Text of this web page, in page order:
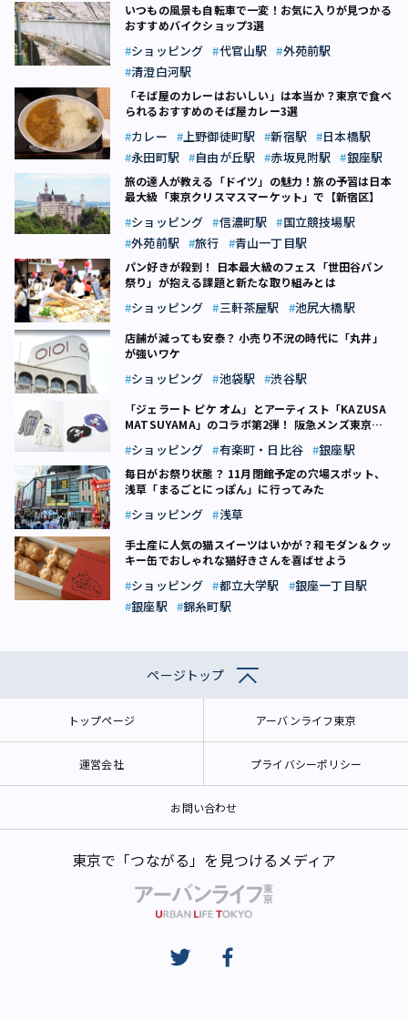
いつもの風景も自転車で一変！お気に入りが見つかる
おすすめバイクショップ3選
ショッピング 代官山駅
外苑前駅
清澄白河駅
「そば屋のカレーはおいしい」は本当か？東京で食べ
られるおすすめのそば屋カレー3選
カレー 上野御徒町駅 新宿駅
日本橋駅
永田町駅
自由が丘駅 赤坂見附駅 銀座駅
旅の達人が教える「ドイツ」の魅力！旅の予習は日本
最大級「東京クリスマスマーケット」で【新宿区】
ショッピング 信濃町駅
国立競技場駅
外苑前駅
旅行 青山一丁目駅
パン好きが殺到！ 日本最大級のフェス「世田谷パン
祭り」が抱える課題と新たな取り組みとは
ショッピング 三軒茶屋駅 池尻大橋駅
店舗が減っても安泰？ 小売り不況の時代に「丸井」
が強いワケ
ショッピング 池袋駅 渋谷駅
「ジェラート ピケ オム」とアーティスト「KAZUSA
MATSUYAMA」のコラボ第2弾！ 阪急メンズ東京で
ショッピング 有楽町・日比谷 銀座駅
毎日がお祭り状態？ 11月閉館予定の穴場スポット、
浅草「まるごとにっぽん」に行ってみた
ショッピング 浅草
手土産に人気の猫スイーツはいかが？和モダン＆クッ
キー缶でおしゃれな猫好きさんを喜ばせよう
ショッピング 都立大学駅
銀座一丁目駅
銀座駅
錦糸町駅
ページトップ
トップページ アーバンライフ東京
運営会社 プライバシーポリシー
お問い合わせ
東京で「つながる」を見つけるメディア